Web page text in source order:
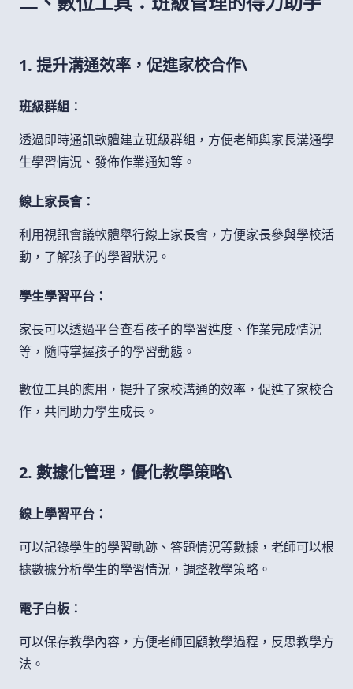
1. 提升溝通效率，促進家校合作\
班級群組：
透過即時通訊軟體建立班級群組，方便老師與家長溝通學
生學習情況、發佈作業通知等。
線上家長會：
利用視訊會議軟體舉行線上家長會，方便家長參與學校活
動，了解孩子的學習狀況。
學生學習平台：
家長可以透過平台查看孩子的學習進度、作業完成情況
等，隨時掌握孩子的學習動態。
數位工具的應用，提升了家校溝通的效率，促進了家校合
作，共同助力學生成長。
2. 數據化管理，優化教學策略\
線上學習平台：
可以記錄學生的學習軌跡、答題情況等數據，老師可以根
據數據分析學生的學習情況，調整教學策略。
電子白板：
可以保存教學內容，方便老師回顧教學過程，反思教學方
法。